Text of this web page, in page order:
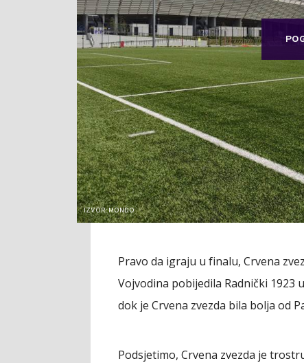
IZVOR: MONDO
Pravo da igraju u finalu, Crvena
Vojvodina pobijedila Radnički 1923
dok je Crvena zvezda bila bolja od
Podsjetimo, Crvena zvezda je